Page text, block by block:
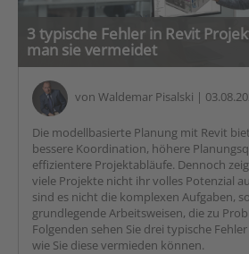
3 typische Fehler in Revit
man sie vermeidet
von Waldemar Pisalski |
Die modellbasierte Planung mit Revit
bessere Koordination, höhere
effizientere Projektabläufe. Dennoch
viele Projekte nicht ihr volles Potenzial
sind es nicht die komplexen Aufgaben,
grundlegende Arbeitsweisen, die zu
Folgenden sehen Sie drei typische
wie Sie diese vermieden können.